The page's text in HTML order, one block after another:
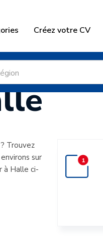
Créez votre CV
Trouvez
sur
à Halle ci-